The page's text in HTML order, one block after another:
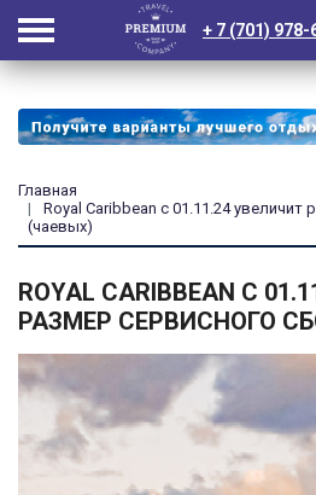
+ 7 (701) 978-
Главная
Royal Caribbean с 01.11.24 увеличит
(чаевых)
ROYAL CARIBBEAN С
РАЗМЕР СЕРВИСНОГО